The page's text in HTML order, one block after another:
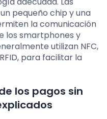
pequeño chip y una
la comunicación
los smartphones y
utilizan NFC,
para facilitar la
los pagos sin